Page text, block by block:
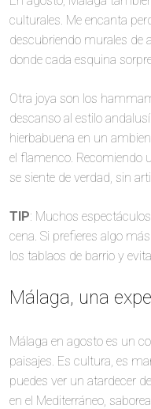
culturales. Me encanta
descubriendo murales de
donde cada esquina
Otra joya son los
descanso al estilo
hierbabuena en un
el flamenco. Recomiendo
se siente de verdad, sin
TIP: Muchos
cena. Si prefieres algo
los tablaos de barrio y
Málaga, una
Málaga en agosto es un
paisajes. Es cultura, es
puedes ver un atardecer
en el Mediterráneo,